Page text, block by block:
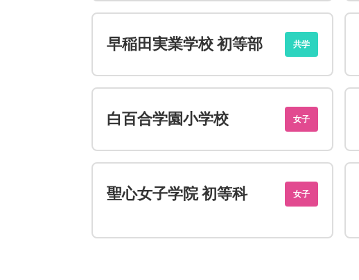
早稲田実業学校 初等部 共学
白百合学園小学校 女子
聖心女子学院 初等科 女子